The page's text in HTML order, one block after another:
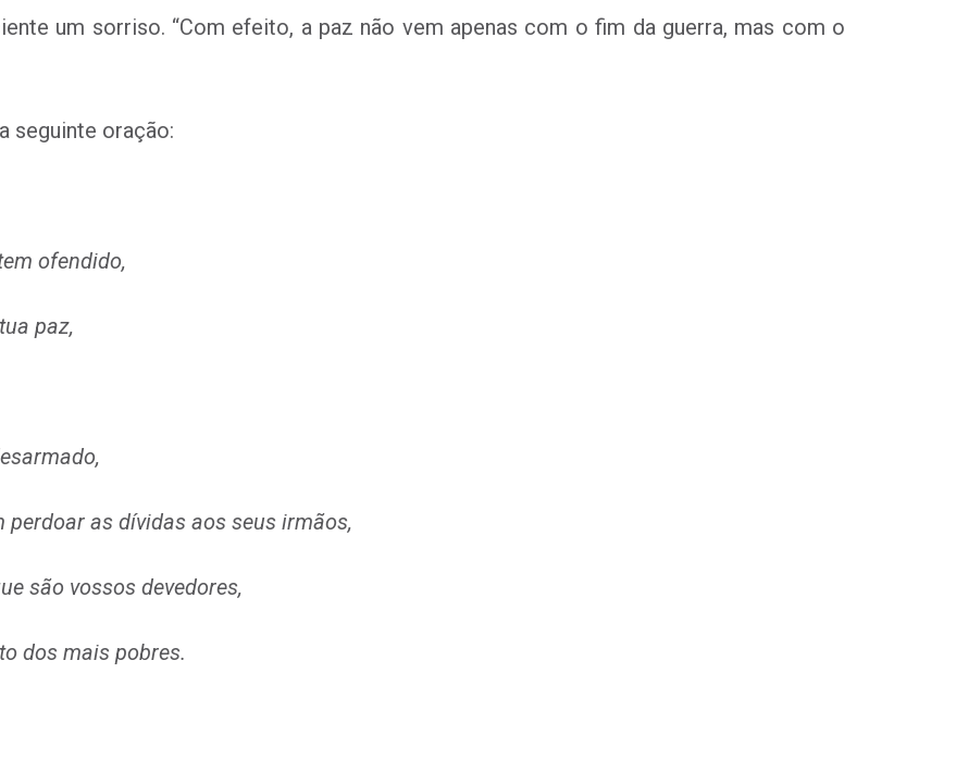
um sorriso. “Com efeito, a paz não vem apenas com o fim da guerra, mas com o
seguinte oração:
ofendido,
paz,
perdoar as dívidas aos seus irmãos,
são vossos devedores,
dos mais pobres.